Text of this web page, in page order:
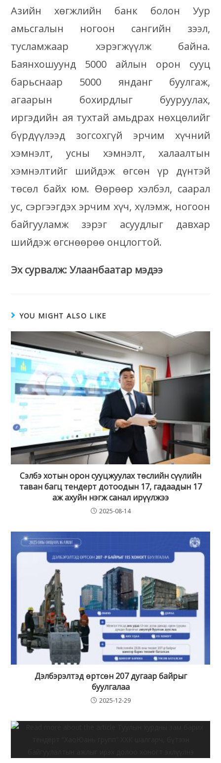
Азийн хөгжлийн банк болон Уур
амьсгалын ногоон сангийн зээл,
тусламжаар хэрэгжүүлж байна.
Баянхошуунд 5000 айлын орон сууц
барьснаар 5000 янданг буулгаж,
агаарын бохирдлыг бууруулах,
иргэдийн ая тухтай амьдрах нөхцөлийг
бүрдүүлээд зогсохгүй эрчим хүчний
хэмнэлт, усны хэмнэлт, халаалтын
хэмнэлтийг шийдэж өгсөн үр дүнтэй
төсөл байх юм. Өөрөөр хэлбэл, саарал
ус, сэргээгдэх эрчим хүч, хүлэмж, ногоон
байгууламж зэрэг асуудлыг давхар
шийдэж өгснөөрөө онцлогтой.
Эх сурвалж: Улаанбаатар мэдээ
YOU MIGHT ALSO LIKE
Сэлбэ хотын орон сууцжуулах төслийн сүүлийн
таван багц тендерт дотоодын 17, гадаадын 17
аж ахуйн нэгж санал ирүүлжээ
2025-08-14
Дэлбэрэлтэд өртсөн 207 дугаар байрыг
буулгалаа
2025-12-29